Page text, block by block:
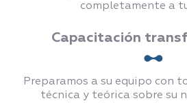
completamente a
Capacitación
Preparamos a su equipo con
técnica y teórica sobre su